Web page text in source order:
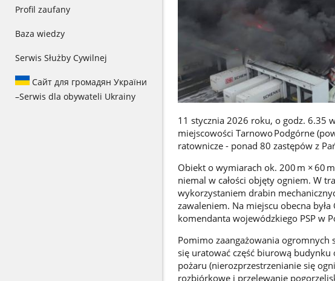
Profil zaufany
Baza wiedzy
Serwis Służby Cywilnej
Сайт для громадян України
–Serwis dla obywateli Ukrainy
11 stycznia 2026 roku, o godz. 6.35
miejscowości Tarnowo Podgórne
ratownicze - ponad 80 zastępów z
Obiekt o wymiarach ok. 200 m × 60
niemal w całości objęty ogniem. W
wykorzystaniem drabin
zawaleniem. Na miejscu obecna
komendanta wojewódzkiego PSP w
Pomimo zaangażowania ogromnych
się uratować część biurową
pożaru (nierozprzestrzenianie się
rozbiórkowe i przelewanie